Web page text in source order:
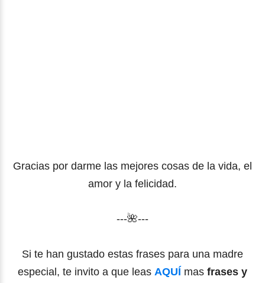
Gracias por darme las mejores cosas de la vida, el
amor y la felicidad.
---🌺---
Si te han gustado estas frases para una madre
especial, te invito a que leas AQUÍ mas frases y